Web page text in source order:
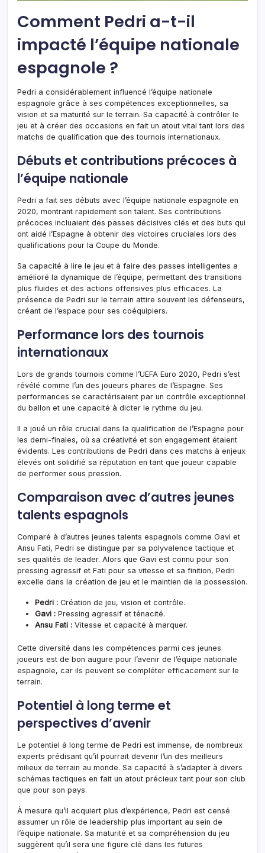
Comment Pedri a-t-il
impacté l’équipe nationale
espagnole ?
Pedri a considérablement influencé l’équipe nationale
espagnole grâce à ses compétences exceptionnelles, sa
vision et sa maturité sur le terrain. Sa capacité à contrôler le
jeu et à créer des occasions en fait un atout vital tant lors des
matchs de qualification que des tournois internationaux.
Débuts et contributions précoces à
l’équipe nationale
Pedri a fait ses débuts avec l’équipe nationale espagnole en
2020, montrant rapidement son talent. Ses contributions
précoces incluaient des passes décisives clés et des buts qui
ont aidé l’Espagne à obtenir des victoires cruciales lors des
qualifications pour la Coupe du Monde.
Sa capacité à lire le jeu et à faire des passes intelligentes a
amélioré la dynamique de l’équipe, permettant des transitions
plus fluides et des actions offensives plus efficaces. La
présence de Pedri sur le terrain attire souvent les défenseurs,
créant de l’espace pour ses coéquipiers.
Performance lors des tournois
internationaux
Lors de grands tournois comme l’UEFA Euro 2020, Pedri s’est
révélé comme l’un des joueurs phares de l’Espagne. Ses
performances se caractérisaient par un contrôle exceptionnel
du ballon et une capacité à dicter le rythme du jeu.
Il a joué un rôle crucial dans la qualification de l’Espagne pour
les demi-finales, où sa créativité et son engagement étaient
évidents. Les contributions de Pedri dans ces matchs à enjeux
élevés ont solidifié sa réputation en tant que joueur capable
de performer sous pression.
Comparaison avec d’autres jeunes
talents espagnols
Comparé à d’autres jeunes talents espagnols comme Gavi et
Ansu Fati, Pedri se distingue par sa polyvalence tactique et
ses qualités de leader. Alors que Gavi est connu pour son
pressing agressif et Fati pour sa vitesse et sa finition, Pedri
excelle dans la création de jeu et le maintien de la possession.
Pedri : Création de jeu, vision et contrôle.
Gavi : Pressing agressif et ténacité.
Ansu Fati : Vitesse et capacité à marquer.
Cette diversité dans les compétences parmi ces jeunes
joueurs est de bon augure pour l’avenir de l’équipe nationale
espagnole, car ils peuvent se compléter efficacement sur le
terrain.
Potentiel à long terme et
perspectives d’avenir
Le potentiel à long terme de Pedri est immense, de nombreux
experts prédisant qu’il pourrait devenir l’un des meilleurs
milieux de terrain au monde. Sa capacité à s’adapter à divers
schémas tactiques en fait un atout précieux tant pour son club
que pour son pays.
À mesure qu’il acquiert plus d’expérience, Pedri est censé
assumer un rôle de leadership plus important au sein de
l’équipe nationale. Sa maturité et sa compréhension du jeu
suggèrent qu’il sera une figure clé dans les futures